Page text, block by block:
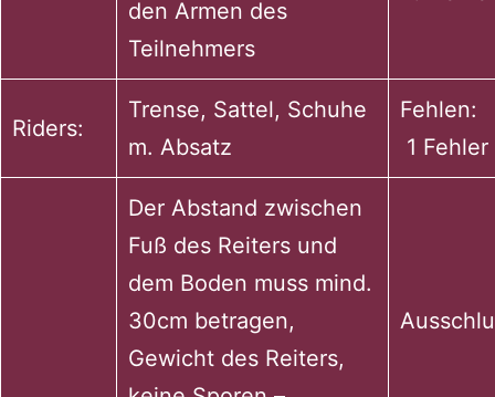
den Armen des
Teilnehmers
Riders:
Trense, Sattel, Schuhe
m. Absatz
1 Fehler
Der Abstand zwischen
Fuß des Reiters und
dem Boden muss mind.
30cm betragen,
Gewicht des Reiters,